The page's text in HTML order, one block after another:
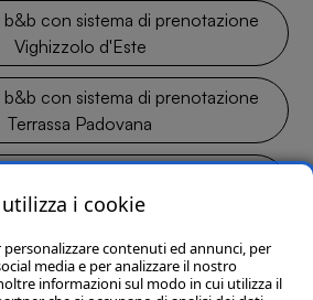
con sistema di prenotazione
Vighizzolo d'Este
con sistema di prenotazione
Terrassa Padovana
Padova
P.I./C.F./C.C.I.A.A. 01644540435 - Reg. Imp. MC
i cookie
contenuti ed annunci, per
media e per analizzare il nostro
informazioni sul modo in cui utilizza il